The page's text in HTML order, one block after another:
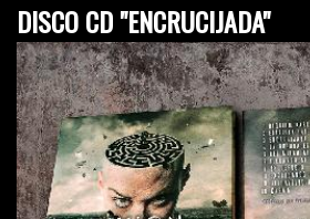
DISCO CD "ENCRUCIJADA"